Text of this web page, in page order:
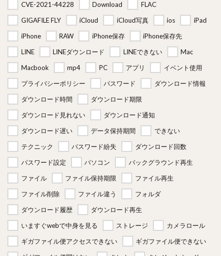
CVE-2021-44228
Download
FLAC
GIGAFILE FLY
iCloud iCloud写真 ios
iPad
iPhone
RAW iPhone保存
iPhone保存先
LINE
LINEダウンロード LINEできない
Mac
Macbook
mp4 PC アプリ
イベント使用
プライバシーポリシー
パスワード
ダウンロード情報
ダウンロード時間
ダウンロード期限
ダウンロード見れない
ダウンロード通知
ダウンロード遅い
データ保持期間
できない
テクニック
パスワード紛失
ダウンロード回数
パスワード設定
パソコン
バックグラウンド再生
ファイル
ファイル保持期限
ファイル再生
ファイル削除
ファイル違う
フォルダ
ダウンロード履歴
ダウンロード再生
いますぐwebで中身を見る
ストレージ
カメラロール
ギガファイル便アクセスできない
ギガファイル便できない